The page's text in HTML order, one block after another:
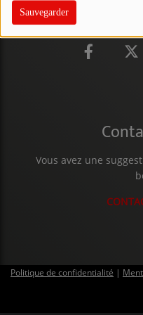
Sauvegarder
PARTICIPEZ
JEUX CONCOURS
L'ŒIL DE L'OIE |
VIDÉOS | L’ŒIL DE L'OIE
PARTENAIRES
Vous avez une
Politique de confidentialité |